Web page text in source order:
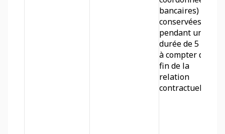
bancaires) sont
conservées
pendant une
durée de 5 ans
à compter de la
fin de la
relation
contractuelle.